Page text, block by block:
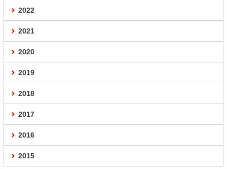
2022
2021
2020
2019
2018
2017
2016
2015